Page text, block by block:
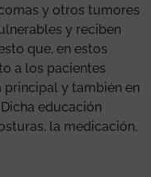
y otros tumores
y reciben
que, en estos
a los pacientes
y también en
educación
la medicación,